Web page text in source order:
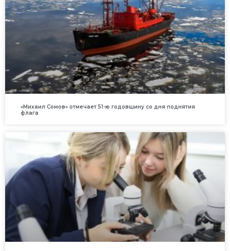
«Михаил Сомов» отмечает 51-ю годовщину со дня поднятия
флага